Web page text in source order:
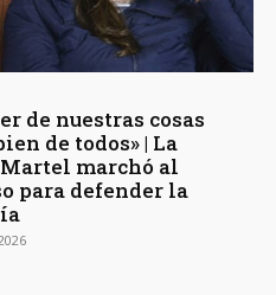
de nuestras cosas
de todos» | La
marchó al
para defender la